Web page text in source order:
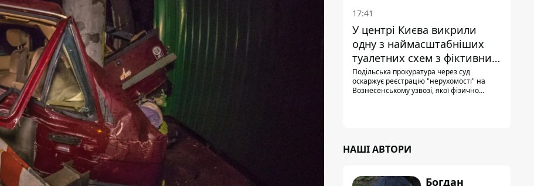
17:41
У центрі Києва викрили
одну з наймасштабніших
туалетних схем з фіктивним
будинком
Подільська прокуратура через суд
оскаржує реєстрацію "нерухомості" на
Вознесенському узвозі, якої фізично
НАШІ АВТОРИ
Богдан